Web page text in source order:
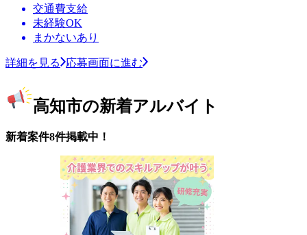
交通費支給
未経験OK
まかないあり
詳細を見る 応募画面に進む
高知市の新着アルバイト
新着案件8件掲載中！